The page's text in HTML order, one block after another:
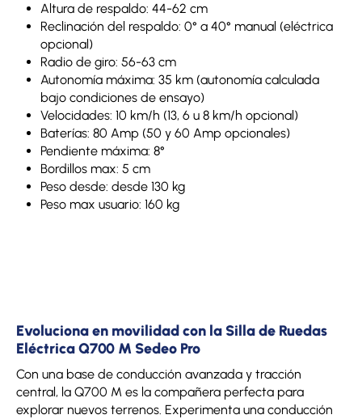
Altura de respaldo: 44-62 cm
Reclinación del respaldo: 0° a 40° manual (eléctrica
opcional)
Radio de giro: 56-63 cm
Autonomía máxima: 35 km (autonomía calculada
bajo condiciones de ensayo)
Velocidades: 10 km/h (13, 6 u 8 km/h opcional)
Baterías: 80 Amp (50 y 60 Amp opcionales)
Pendiente máxima: 8°
Bordillos max: 5 cm
Peso desde: desde 130 kg
Peso max usuario: 160 kg
Evoluciona en movilidad con la Silla de Ruedas
Eléctrica Q700 M Sedeo Pro
Con una base de conducción avanzada y tracción
central, la Q700 M es la compañera perfecta para
explorar nuevos terrenos. Experimenta una conducción